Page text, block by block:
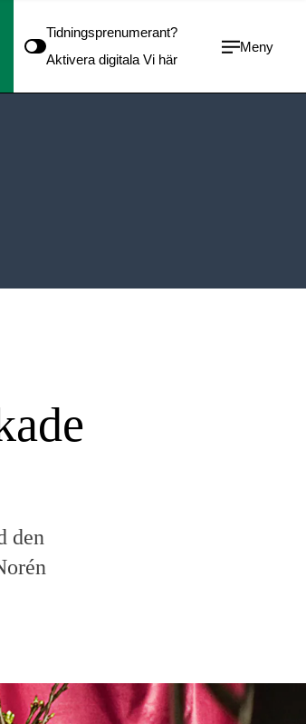
Tidningsprenumerant?
Aktivera digitala Vi här
Meny
den